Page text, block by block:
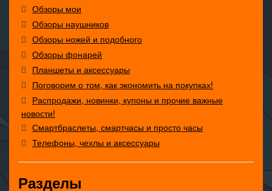
Обзоры мои
Обзоры наушников
Обзоры ножей и подобного
Обзоры фонарей
Планшеты и аксессуары
Поговорим о том, как экономить на покупках!
Распродажи, новинки, купоны и прочие важные
новости!
Смартбраслеты, смартчасы и просто часы
Телефоны, чехлы и аксессуары
Разделы